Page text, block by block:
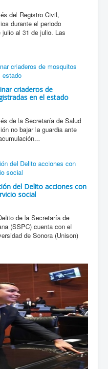
del Registro Civil,
durante el periodo
al 31 de julio. Las
criaderos de
en el estado
de la Secretaría de Salud
no bajar la guardia ante
del Delito acciones con
social
de la Secretaría de
(SSPC) cuenta con el
de Sonora (Unison)